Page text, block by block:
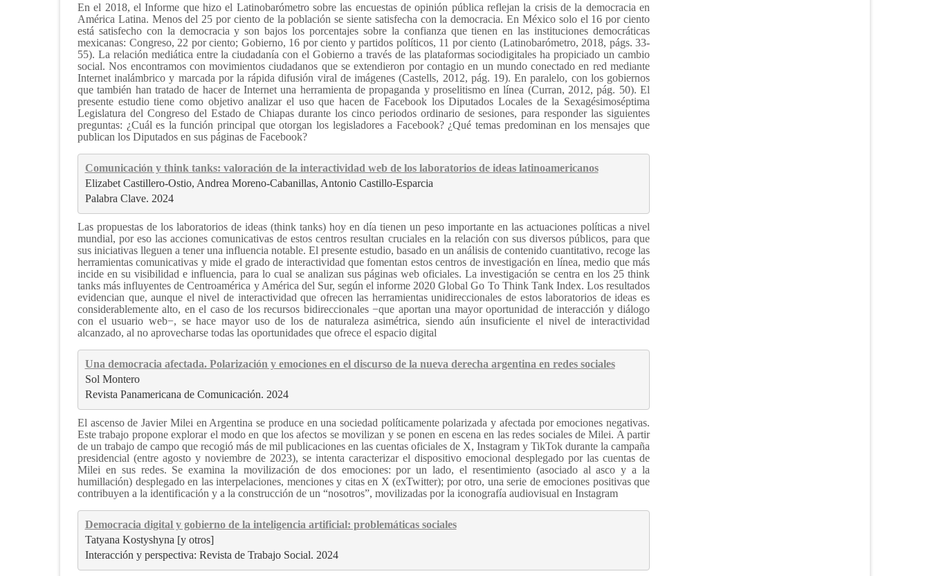
En el 2018, el Informe que hizo el Latinobarómetro sobre las encuestas de opinión pública reflejan la crisis de la democracia en
América Latina. Menos del 25 por ciento de la población se siente satisfecha con la democracia. En México solo el 16 por ciento
está satisfecho con la democracia y son bajos los porcentajes sobre la confianza que tienen en las instituciones democráticas
mexicanas: Congreso, 22 por ciento; Gobierno, 16 por ciento y partidos políticos, 11 por ciento (Latinobarómetro, 2018, págs. 33-
55). La relación mediática entre la ciudadanía con el Gobierno a través de las plataformas sociodigitales ha propiciado un cambio
social. Nos encontramos con movimientos ciudadanos que se extendieron por contagio en un mundo conectado en red mediante
Internet inalámbrico y marcada por la rápida difusión viral de imágenes (Castells, 2012, pág. 19). En paralelo, con los gobiernos
que también han tratado de hacer de Internet una herramienta de propaganda y proselitismo en línea (Curran, 2012, pág. 50). El
presente estudio tiene como objetivo analizar el uso que hacen de Facebook los Diputados Locales de la Sexagésimoséptima
Legislatura del Congreso del Estado de Chiapas durante los cinco periodos ordinario de sesiones, para responder las siguientes
preguntas: ¿Cuál es la función principal que otorgan los legisladores a Facebook? ¿Qué temas predominan en los mensajes que
publican los Diputados en sus páginas de Facebook?
Comunicación y think tanks: valoración de la interactividad web de los laboratorios de ideas latinoamericanos
Elizabet Castillero-Ostio, Andrea Moreno-Cabanillas, Antonio Castillo-Esparcia
Palabra Clave. 2024
Las propuestas de los laboratorios de ideas (think tanks) hoy en día tienen un peso importante en las actuaciones políticas a nivel
mundial, por eso las acciones comunicativas de estos centros resultan cruciales en la relación con sus diversos públicos, para que
sus iniciativas lleguen a tener una influencia notable. El presente estudio, basado en un análisis de contenido cuantitativo, recoge las
herramientas comunicativas y mide el grado de interactividad que fomentan estos centros de investigación en línea, medio que más
incide en su visibilidad e influencia, para lo cual se analizan sus páginas web oficiales. La investigación se centra en los 25 think
tanks más influyentes de Centroamérica y América del Sur, según el informe 2020 Global Go To Think Tank Index. Los resultados
evidencian que, aunque el nivel de interactividad que ofrecen las herramientas unidireccionales de estos laboratorios de ideas es
considerablemente alto, en el caso de los recursos bidireccionales −que aportan una mayor oportunidad de interacción y diálogo
con el usuario web−, se hace mayor uso de los de naturaleza asimétrica, siendo aún insuficiente el nivel de interactividad
alcanzado, al no aprovecharse todas las oportunidades que ofrece el espacio digital
Una democracia afectada. Polarización y emociones en el discurso de la nueva derecha argentina en redes sociales
Sol Montero
Revista Panamericana de Comunicación. 2024
El ascenso de Javier Milei en Argentina se produce en una sociedad políticamente polarizada y afectada por emociones negativas.
Este trabajo propone explorar el modo en que los afectos se movilizan y se ponen en escena en las redes sociales de Milei. A partir
de un trabajo de campo que recogió más de mil publicaciones en las cuentas oficiales de X, Instagram y TikTok durante la campaña
presidencial (entre agosto y noviembre de 2023), se intenta caracterizar el dispositivo emocional desplegado por las cuentas de
Milei en sus redes. Se examina la movilización de dos emociones: por un lado, el resentimiento (asociado al asco y a la
humillación) desplegado en las interpelaciones, menciones y citas en X (exTwitter); por otro, una serie de emociones positivas que
contribuyen a la identificación y a la construcción de un “nosotros”, movilizadas por la iconografía audiovisual en Instagram
Democracia digital y gobierno de la inteligencia artificial: problemáticas sociales
Tatyana Kostyshyna [y otros]
Interacción y perspectiva: Revista de Trabajo Social. 2024